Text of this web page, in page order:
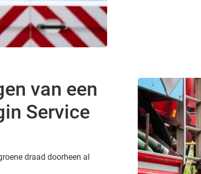
van een
Service
draad doorheen al